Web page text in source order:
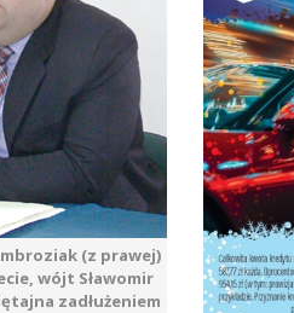
(z prawej)
wójt Sławomir
zadłużeniem